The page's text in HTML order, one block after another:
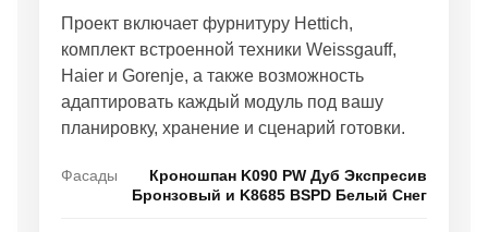
За счёт сочетания Белого Экспо, Дуба Экспресив
Бронзового, Белого Снега и столешницы Дуб Ниагара
кухня легко адаптируется под разные интерьерные
сценарии.
Размеры и расположение модулей под вашу
Проект включает фурнитуру Hettich,
комплект встроенной техники Weissgauff,
Haier и Gorenje, а также возможность
адаптировать каждый модуль под вашу
планировку, хранение и сценарий готовки.
Фасады
Кроношпан K090 PW Дуб Экспресив
Бронзовый и K8685 BSPD Белый Снег